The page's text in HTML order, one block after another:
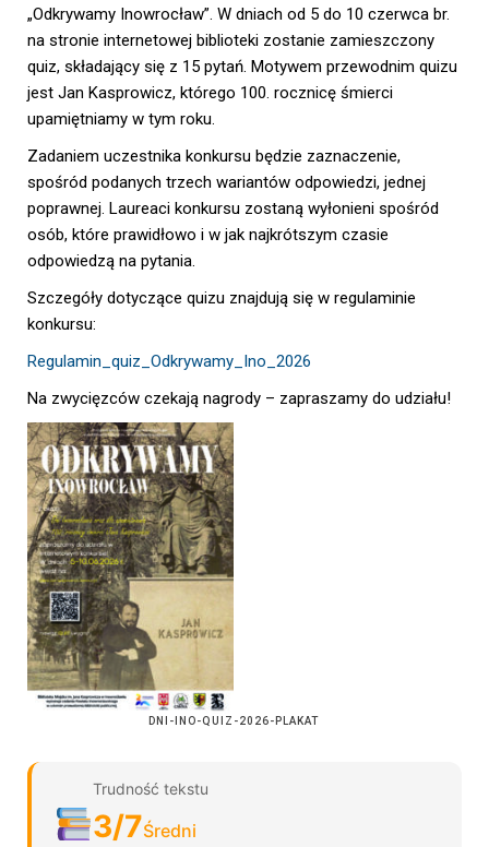
„Odkrywamy Inowrocław”. W dniach od 5 do 10 czerwca br.
na stronie internetowej biblioteki zostanie zamieszczony
quiz, składający się z 15 pytań. Motywem przewodnim quizu
jest Jan Kasprowicz, którego 100. rocznicę śmierci
upamiętniamy w tym roku.
Zadaniem uczestnika konkursu będzie zaznaczenie,
spośród podanych trzech wariantów odpowiedzi, jednej
poprawnej. Laureaci konkursu zostaną wyłonieni spośród
osób, które prawidłowo i w jak najkrótszym czasie
odpowiedzą na pytania.
Szczegóły dotyczące quizu znajdują się w regulaminie
konkursu:
Regulamin_quiz_Odkrywamy_Ino_2026
Na zwycięzców czekają nagrody – zapraszamy do udziału!
DNI-INO-QUIZ-2026-PLAKAT
Trudność tekstu
3/7Średni